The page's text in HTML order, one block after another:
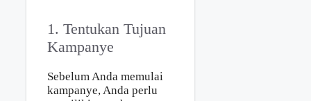
1. Tentukan Tujuan
Kampanye
Sebelum Anda memulai
kampanye, Anda perlu